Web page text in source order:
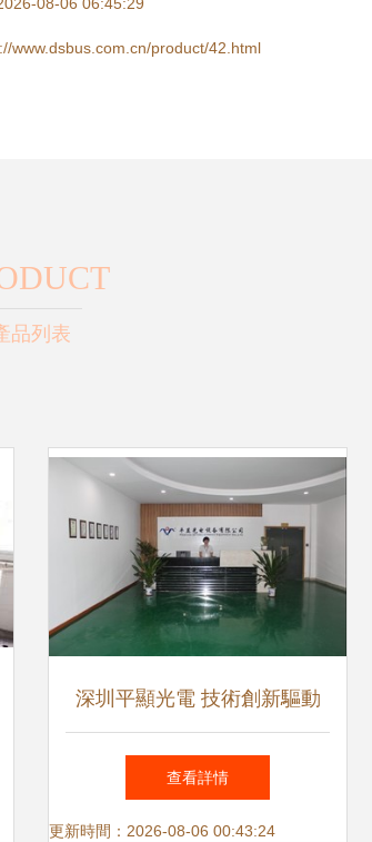
www.dsbus.com.cn/product/42.html
品列表
深圳平顯光電 技術創新驅動
的辦公設備解決方案提供商
查看詳情
更新時間：2026-08-06 00:43:24